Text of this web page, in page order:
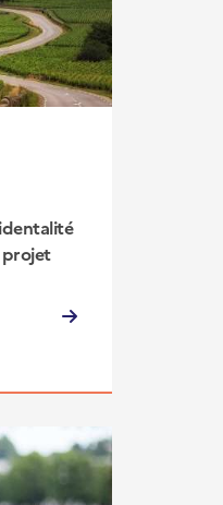
projet